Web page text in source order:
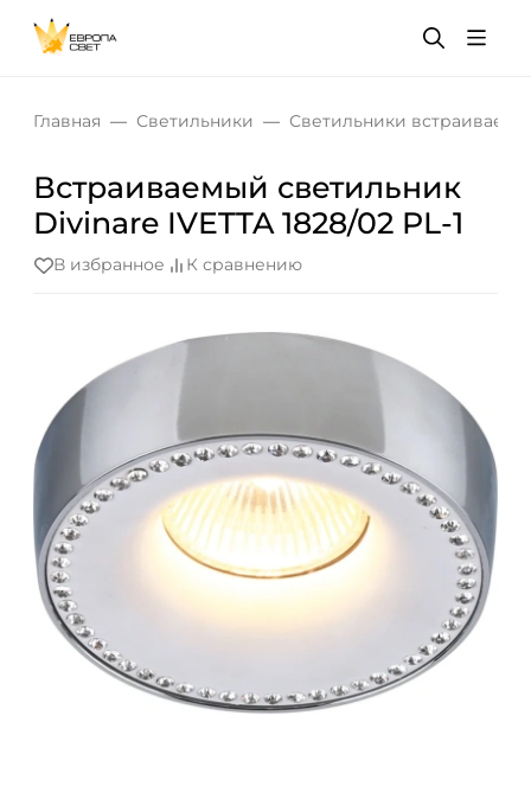
Главная Светильники Светильники
Встраиваемый светильник
Divinare IVETTA 1828/02 PL-1
В избранное К сравнению